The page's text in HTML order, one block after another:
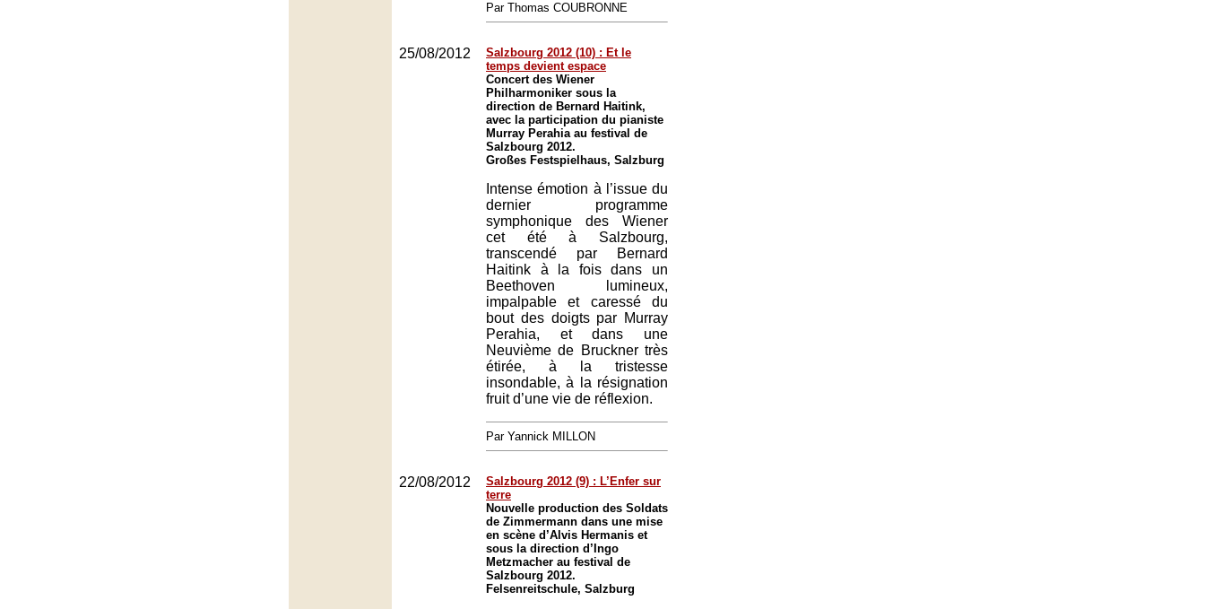
Par Thomas COUBRONNE
25/08/2012
Salzbourg 2012 (10) : Et le
temps devient espace
Concert des Wiener
Philharmoniker sous la
direction de Bernard Haitink,
avec la participation du pianiste
Murray Perahia au festival de
Salzbourg 2012.
Großes Festspielhaus, Salzburg
Intense émotion à l’issue du
dernier programme
symphonique des Wiener
cet été à Salzbourg,
transcendé par Bernard
Haitink à la fois dans un
Beethoven lumineux,
impalpable et caressé du
bout des doigts par Murray
Perahia, et dans une
Neuvième de Bruckner très
étirée, à la tristesse
insondable, à la résignation
fruit d’une vie de réflexion.
Par Yannick MILLON
22/08/2012
Salzbourg 2012 (9) : L’Enfer sur
terre
Nouvelle production des Soldats
de Zimmermann dans une mise
en scène d’Alvis Hermanis et
sous la direction d’Ingo
Metzmacher au festival de
Salzbourg 2012.
Felsenreitschule, Salzburg